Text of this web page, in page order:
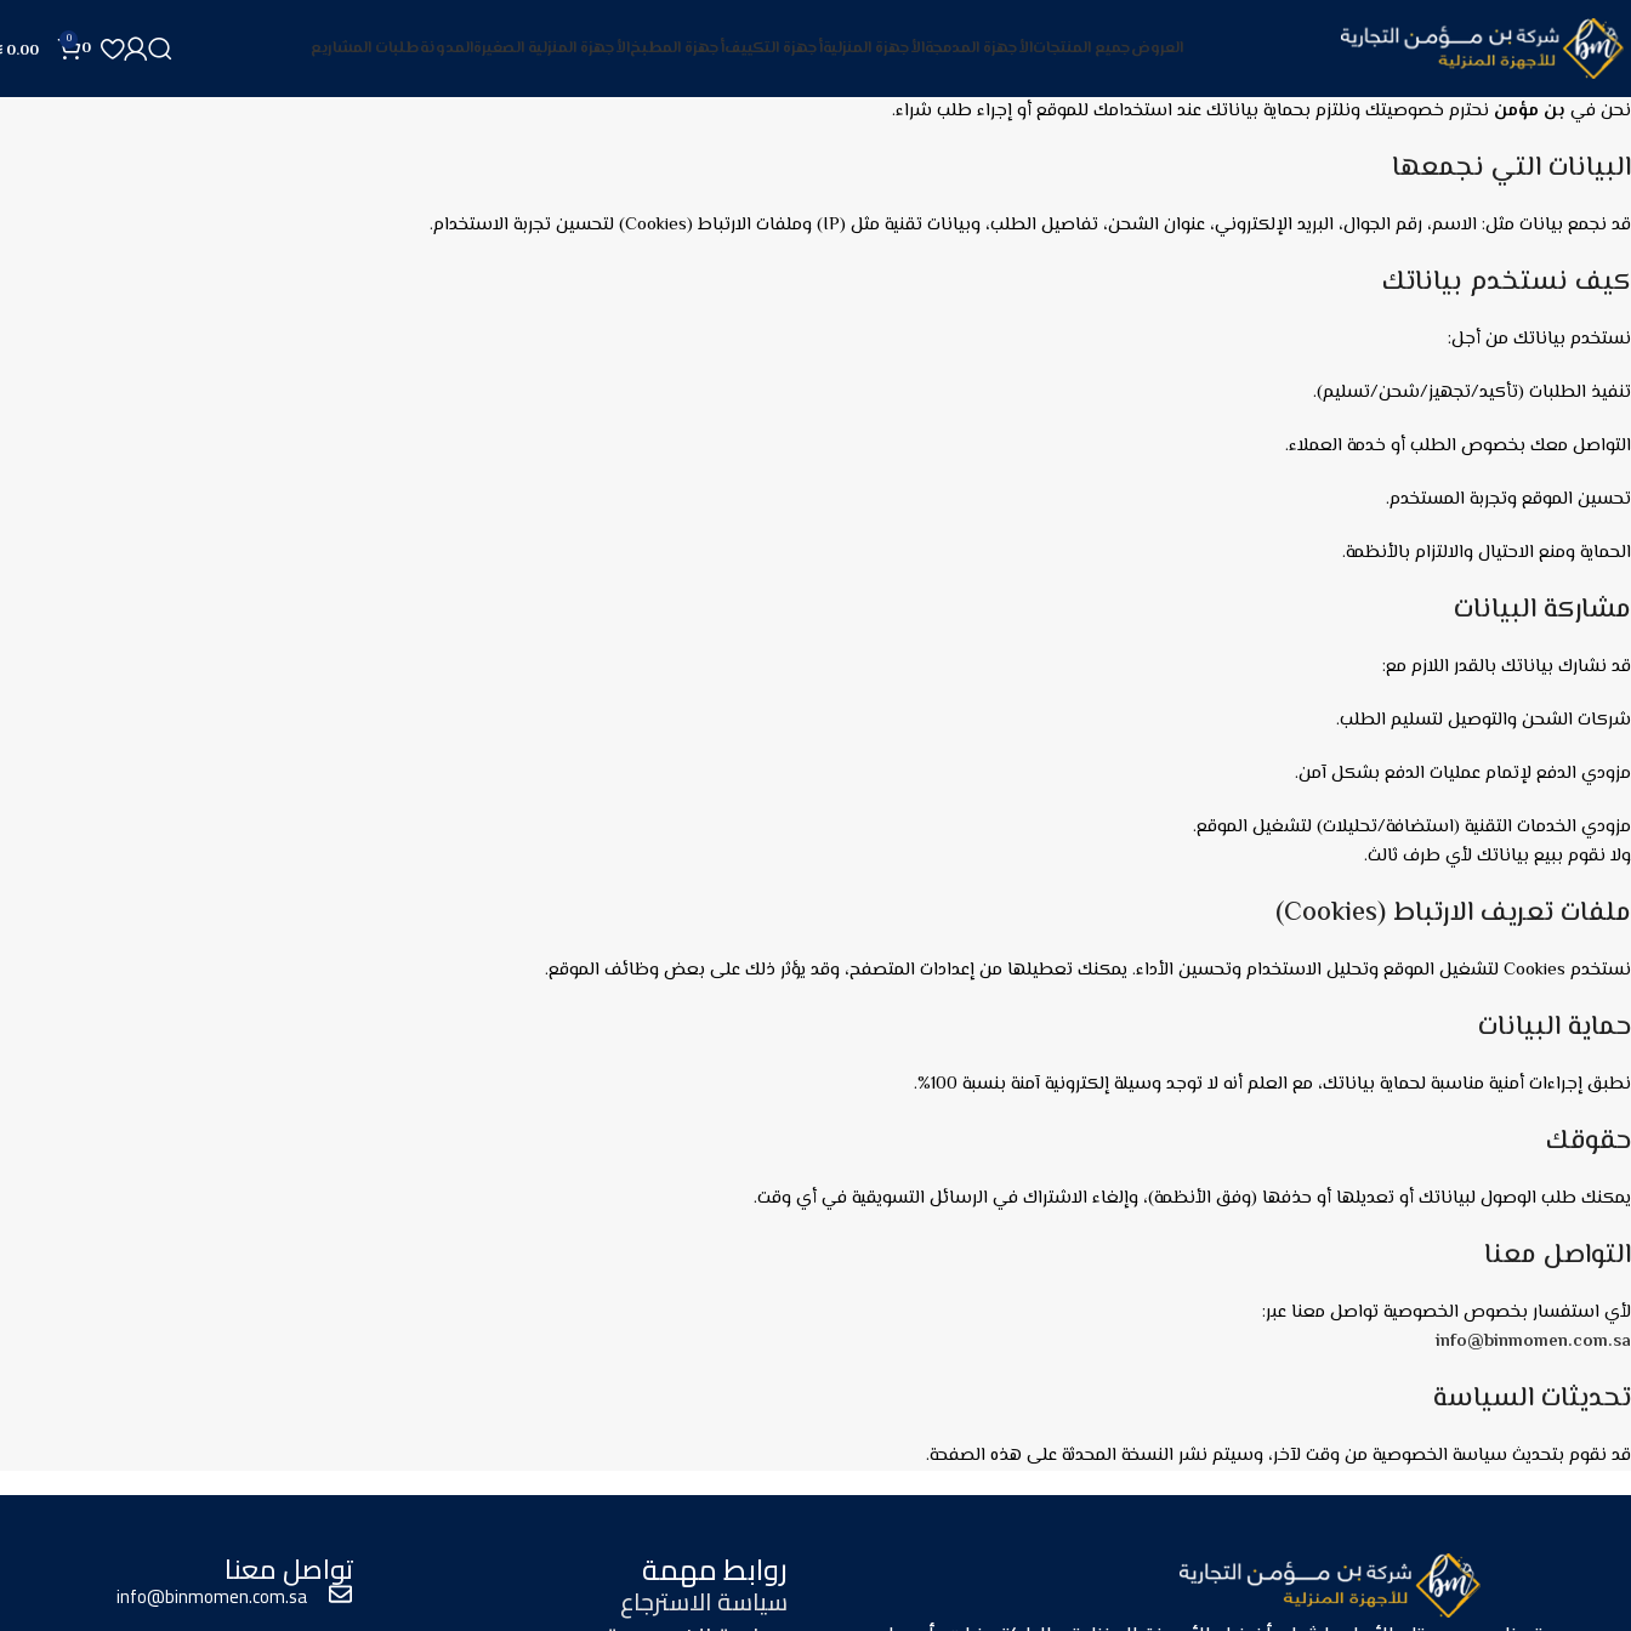
العروضجميع المنتجاتالأجهزة المدمجةالأجهزة المنزليةأجهزة التكييفأجهزة المطبخالأجهزة المنزلية الصغيرةالمدونةطلبات المشاريع 0
0
0.00
نحن في بن مؤمن نحترم خصوصيتك ونلتزم بحماية بياناتك عند استخدامك للموقع أو إجراء طلب شراء.
البيانات التي نجمعها
قد نجمع بيانات مثل: الاسم، رقم الجوال، البريد الإلكتروني، عنوان الشحن، تفاصيل الطلب، وبيانات تقنية مثل (IP) وملفات الارتباط (Cookies) لتحسين تجربة الاستخدام.
كيف نستخدم بياناتك
نستخدم بياناتك من أجل:
تنفيذ الطلبات (تأكيد/تجهيز/شحن/تسليم).
التواصل معك بخصوص الطلب أو خدمة العملاء.
تحسين الموقع وتجربة المستخدم.
الحماية ومنع الاحتيال والالتزام بالأنظمة.
مشاركة البيانات
قد نشارك بياناتك بالقدر اللازم مع:
شركات الشحن والتوصيل لتسليم الطلب.
مزودي الدفع لإتمام عمليات الدفع بشكل آمن.
مزودي الخدمات التقنية (استضافة/تحليلات) لتشغيل الموقع.
ولا نقوم ببيع بياناتك لأي طرف ثالث.
ملفات تعريف الارتباط (Cookies)
نستخدم Cookies لتشغيل الموقع وتحليل الاستخدام وتحسين الأداء. يمكنك تعطيلها من إعدادات المتصفح، وقد يؤثر ذلك على بعض وظائف الموقع.
حماية البيانات
نطبق إجراءات أمنية مناسبة لحماية بياناتك، مع العلم أنه لا توجد وسيلة إلكترونية آمنة بنسبة 100%.
حقوقك
يمكنك طلب الوصول لبياناتك أو تعديلها أو حذفها (وفق الأنظمة)، وإلغاء الاشتراك في الرسائل التسويقية في أي وقت.
التواصل معنا
لأي استفسار بخصوص الخصوصية تواصل معنا عبر:
info@binmomen.com.sa
تحديثات السياسة
قد نقوم بتحديث سياسة الخصوصية من وقت لآخر، وسيتم نشر النسخة المحدثة على هذه الصفحة.
روابط مهمة
سياسة الاسترجاع
تواصل معنا
info@binmomen.com.sa